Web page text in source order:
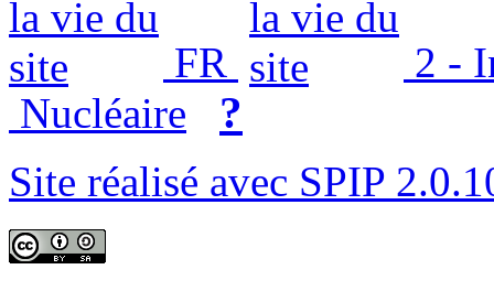
FR
2 -
Nucléaire
?
Site réalisé avec SPIP